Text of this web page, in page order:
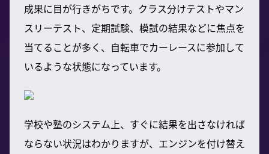
成果に目が行きがちです。クラス分けテストやマン
スリーテスト、定期試験、模試の結果などに焦点を
当てることが多く、自転車でカーレースに参加して
いるような状態になっています。
学校や塾のシステム上、すぐに結果を出さなければ
ならない状況はわかりますが、エンジンを付け替え